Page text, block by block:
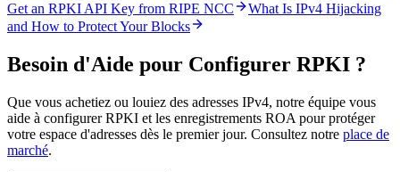
Get an RPKI API Key from RIPE NCC
What Is IPv4 Hijacking
and How to Protect Your Blocks
Besoin d'Aide pour Configurer RPKI ?
Que vous achetiez ou louiez des adresses IPv4, notre équipe vous
aide à configurer RPKI et les enregistrements ROA pour protéger
votre espace d'adresses dès le premier jour. Consultez notre place de
marché.